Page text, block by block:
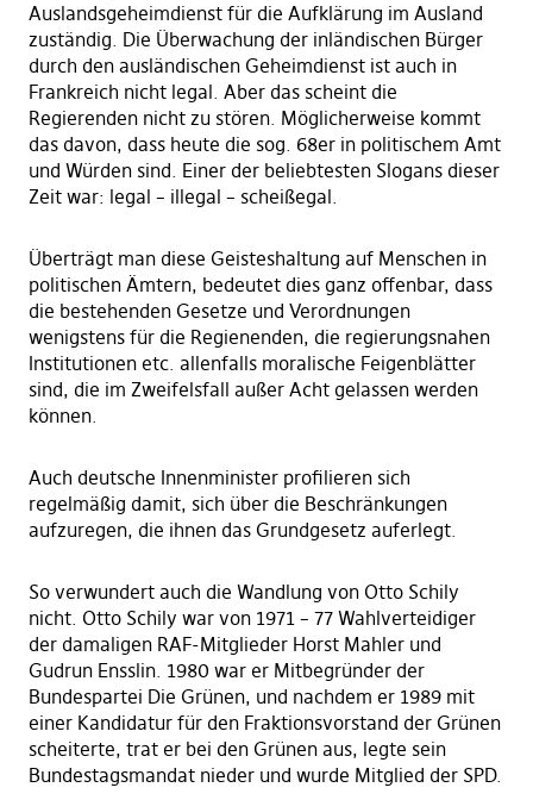
Auslandsgeheimdienst für die Aufklärung im Ausland
zuständig. Die Überwachung der inländischen Bürger
durch den ausländischen Geheimdienst ist auch in
Frankreich nicht legal. Aber das scheint die
Regierenden nicht zu stören. Möglicherweise kommt
das davon, dass heute die sog. 68er in politischem Amt
und Würden sind. Einer der beliebtesten Slogans dieser
Zeit war: legal – illegal – scheißegal.
Überträgt man diese Geisteshaltung auf Menschen in
politischen Ämtern, bedeutet dies ganz offenbar, dass
die bestehenden Gesetze und Verordnungen
wenigstens für die Regienenden, die regierungsnahen
Institutionen etc. allenfalls moralische Feigenblätter
sind, die im Zweifelsfall außer Acht gelassen werden
können.
Auch deutsche Innenminister profilieren sich
regelmäßig damit, sich über die Beschränkungen
aufzuregen, die ihnen das Grundgesetz auferlegt.
So verwundert auch die Wandlung von Otto Schily
nicht. Otto Schily war von 1971 – 77 Wahlverteidiger
der damaligen RAF-Mitglieder Horst Mahler und
Gudrun Ensslin. 1980 war er Mitbegründer der
Bundespartei Die Grünen, und nachdem er 1989 mit
einer Kandidatur für den Fraktionsvorstand der Grünen
scheiterte, trat er bei den Grünen aus, legte sein
Bundestagsmandat nieder und wurde Mitglied der SPD.